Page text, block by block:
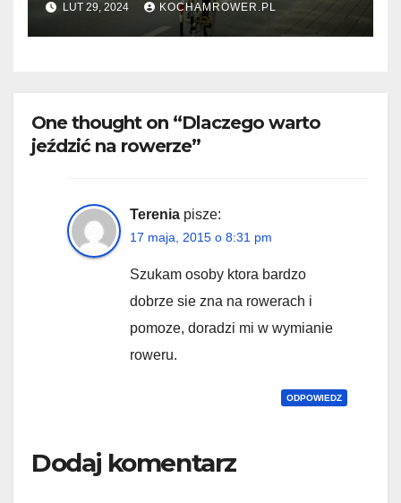
LUT 29, 2024 KOCHAMROWER.PL
One thought on “Dlaczego warto
jeździć na rowerze”
Terenia pisze:
17 maja, 2015 o 8:31 pm
Szukam osoby ktora bardzo
dobrze sie zna na rowerach i
pomoze, doradzi mi w wymianie
roweru.
ODPOWIEDZ
Dodaj komentarz